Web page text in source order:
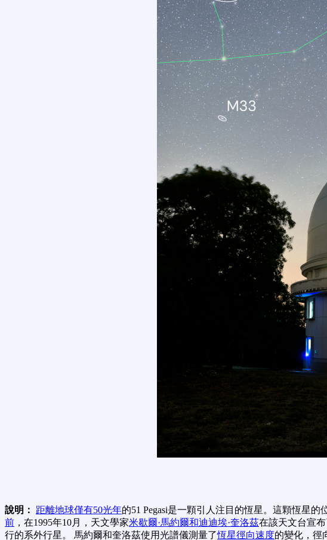
說明： 距離地球僅有50光年的51 Pegasi是一顆引人注目的恆星。這顆恆星
前 ，在1995年10月，天文學家米歇爾·馬約爾和迪迪埃·奎洛茲在該天文台宣
行的系外行星。 馬約爾和奎洛茲使用光譜儀測量了恆星徑向速度的變化，徑